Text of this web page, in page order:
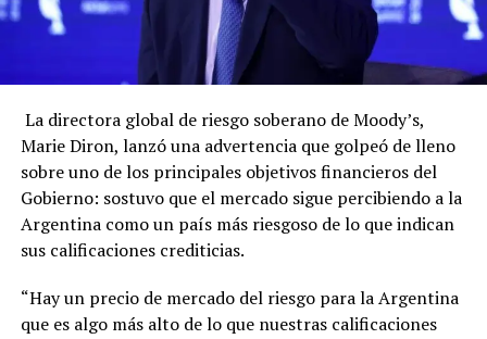
La directora global de riesgo soberano de Moody’s,
Marie Diron, lanzó una advertencia que golpeó de lleno
sobre uno de los principales objetivos financieros del
Gobierno: sostuvo que el mercado sigue percibiendo a la
Argentina como un país más riesgoso de lo que indican
sus calificaciones crediticias.
“Hay un precio de mercado del riesgo para la Argentina
que es algo más alto de lo que nuestras calificaciones